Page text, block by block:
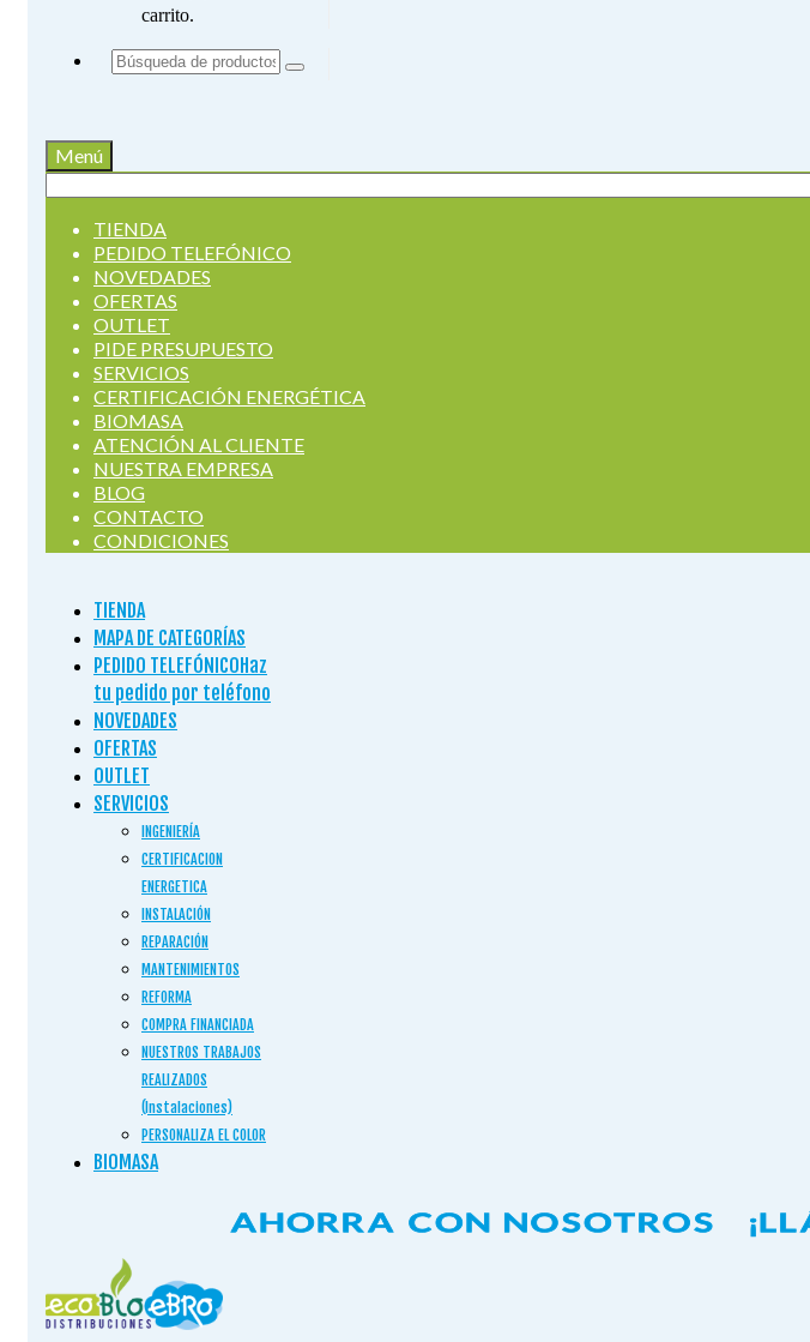
carrito.
Buscar
Menú
TIENDA
PEDIDO TELEFÓNICO
NOVEDADES
OFERTAS
OUTLET
PIDE PRESUPUESTO
SERVICIOS
CERTIFICACIÓN ENERGÉTICA
BIOMASA
ATENCIÓN AL CLIENTE
NUESTRA EMPRESA
BLOG
CONTACTO
CONDICIONES
TIENDA
MAPA DE CATEGORÍAS
PEDIDO TELEFÓNICO Haz
tu pedido por teléfono
NOVEDADES
OFERTAS
OUTLET
SERVICIOS
INGENIERÍA
CERTIFICACION
ENERGETICA
INSTALACIÓN
REPARACIÓN
MANTENIMIENTOS
REFORMA
COMPRA FINANCIADA
NUESTROS TRABAJOS
REALIZADOS
(Instalaciones)
PERSONALIZA EL COLOR
BIOMASA